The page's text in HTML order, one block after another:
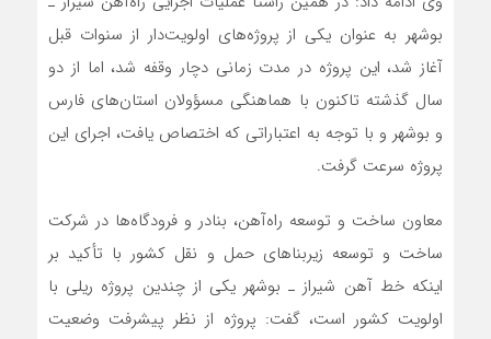
بوشهر به عنوان یکی از پروژه‌های اولویت‌دار از سنوات قبل
آغاز شد، این پروژه در مدت زمانی دچار وقفه شد، اما از دو
سال گذشته تاکنون با هماهنگی مسؤولان استان‌های فارس
و بوشهر و با توجه به اعتباراتی که اختصاص یافت، اجرای این
پروژه سرعت گرفت.
معاون ساخت و توسعه راه‌آهن، بنادر و فرودگاه‌ها در شرکت
ساخت و توسعه زیربناهای حمل و نقل کشور با تأکید بر
اینکه خط آهن شیراز ـ بوشهر یکی از چندین پروژه ریلی با
اولویت کشور است، گفت: پروژه از نظر پیشرفت وضعیت